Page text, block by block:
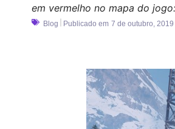
em vermelho no mapa do
Blog Publicado em 7 de outubro, 2019